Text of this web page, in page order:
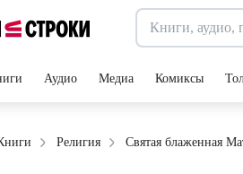
Аудио Медиа Комиксы
Религия Святая блаженная